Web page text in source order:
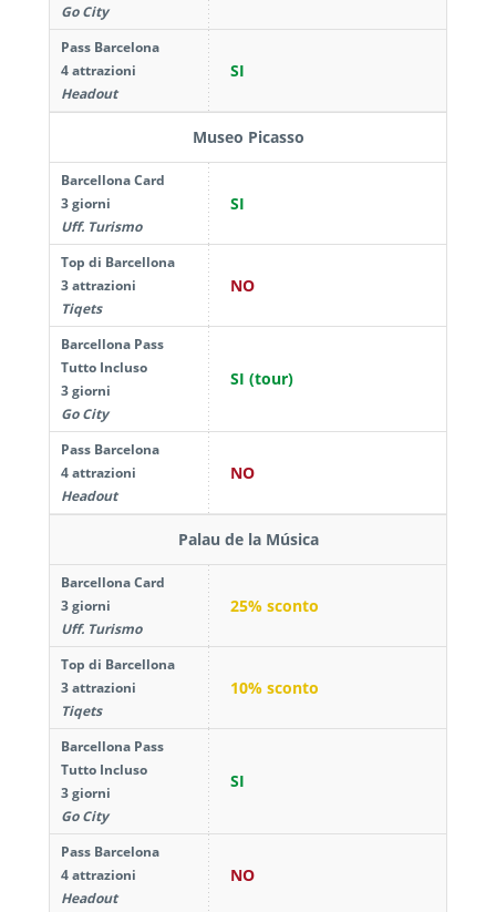
Go City
Pass Barcelona
4 attrazioni
Headout
SI
Museo Picasso
Barcellona Card
3 giorni
Uff. Turismo
SI
Top di Barcellona
3 attrazioni
Tiqets
NO
Barcellona Pass
Tutto Incluso
3 giorni
Go City
SI (tour)
Pass Barcelona
4 attrazioni
Headout
NO
Palau de la Música
Barcellona Card
3 giorni
Uff. Turismo
25% sconto
Top di Barcellona
3 attrazioni
Tiqets
10% sconto
Barcellona Pass
Tutto Incluso
3 giorni
Go City
SI
Pass Barcelona
4 attrazioni
Headout
NO